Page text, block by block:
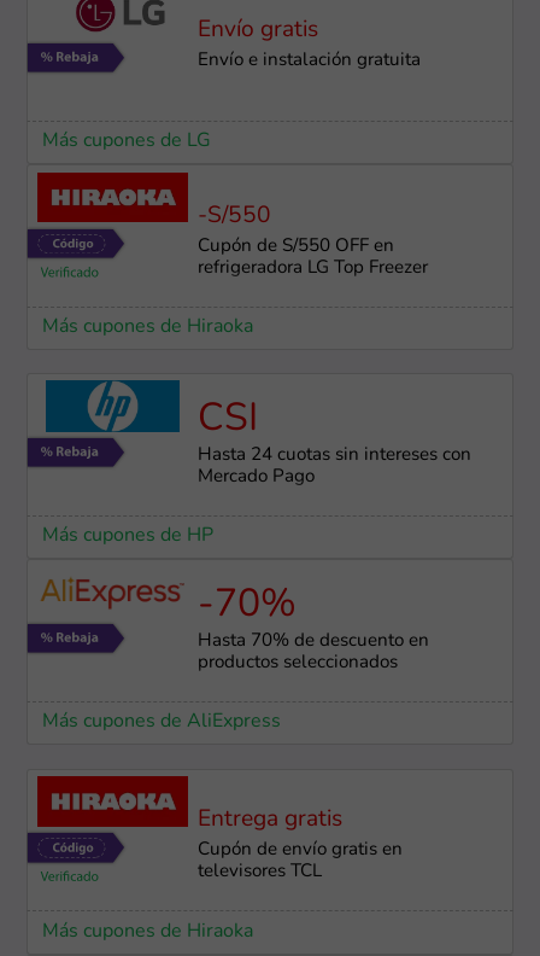
Envío gratis
Envío e instalación ​gratuita
Más cupones de LG
-S/550
Cupón de S/550 OFF en
refrigeradora LG Top Freezer
Más cupones de Hiraoka
CSI
Hasta 24 cuotas sin intereses con
Mercado Pago
Más cupones de HP
-70%
Hasta 70% de descuento en
productos seleccionados
Más cupones de AliExpress
Entrega gratis
Cupón de envío gratis en
televisores TCL
Más cupones de Hiraoka